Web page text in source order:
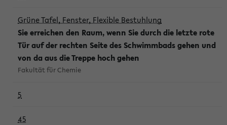
Grüne Tafel, Fenster, Flexible Bestuhlung
Sie erreichen den Raum, wenn Sie durch die letzte rote
Tür auf der rechten Seite des Schwimmbads gehen und
von da aus die Treppe hoch gehen
Fakultät für Chemie
5
45